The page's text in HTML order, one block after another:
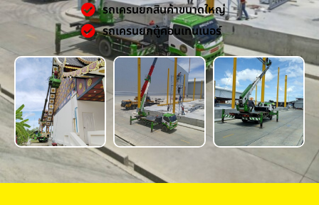
รถเครนยกสินค้าขนาดใหญ่
รถเครนยกตู้คอนเทนเนอร์